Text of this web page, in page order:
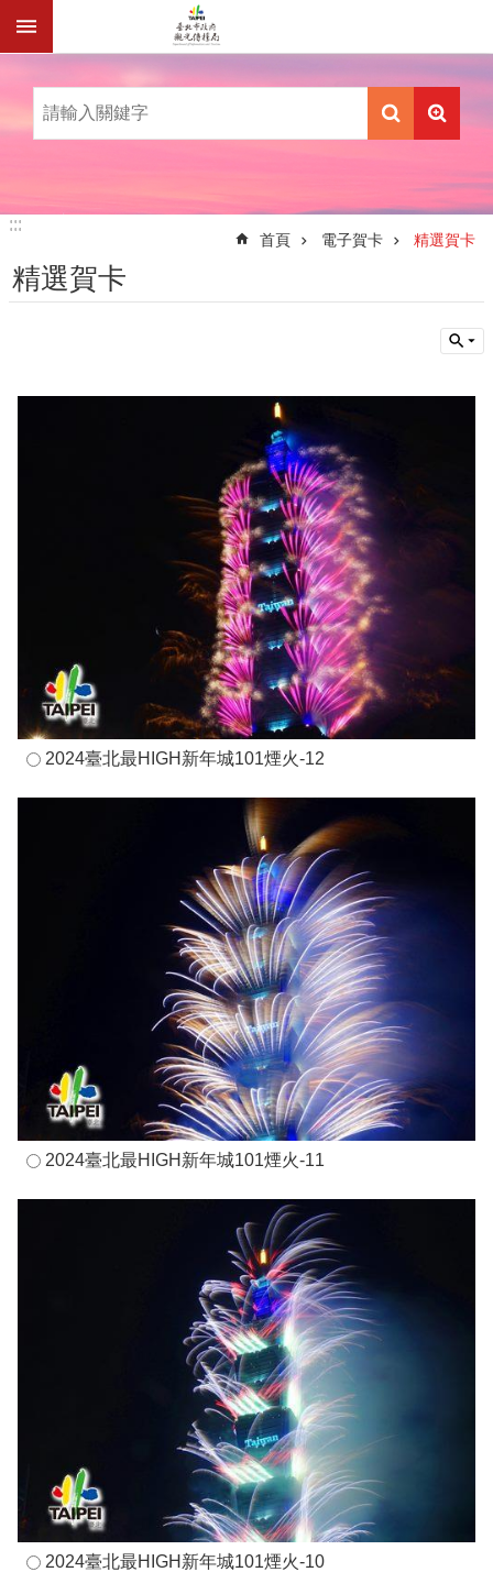
跳到主要內容區塊
:::
:::
首頁 電子賀卡 精選賀卡
精選賀卡
2024臺北最HIGH新年城101煙火-12
2024臺北最HIGH新年城101煙火-11
2024臺北最HIGH新年城101煙火-10